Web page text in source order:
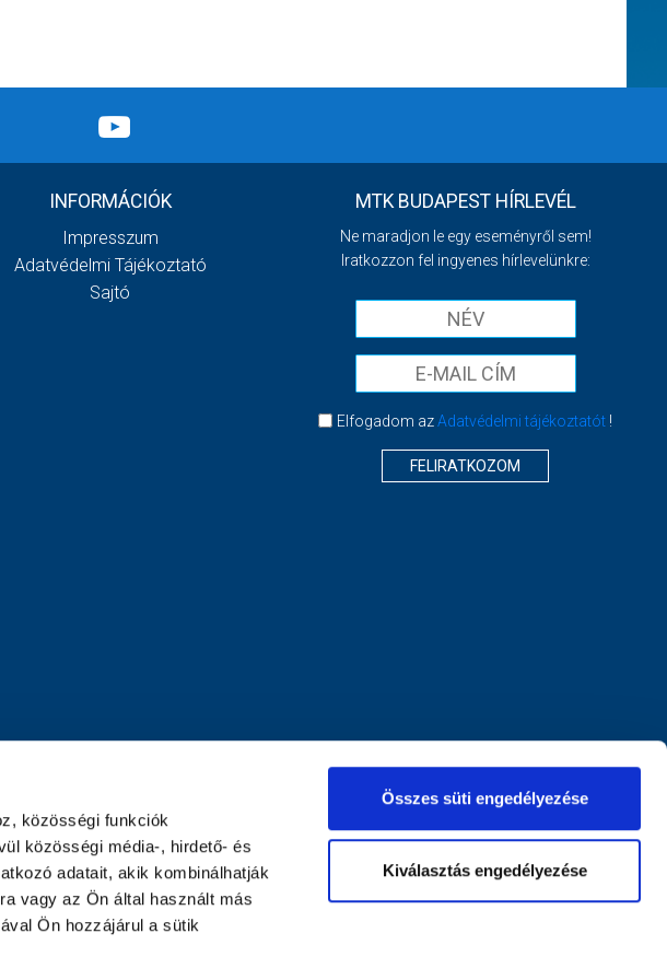
közösségi funkciók
közösségi média-, hirdető- és
adatait, akik kombinálhatják
vagy az Ön által használt más
Ön hozzájárul a sütik
Összes süti engedélyezése
Kiválasztás engedélyezése
INFORMÁCIÓK
Impresszum
Adatvédelmi Tájékoztató
Sajtó
MTK BUDAPEST HÍRLEVÉL
Ne maradjon le egy eseményről sem!
Iratkozzon fel ingyenes hírlevelünkre:
Elfogadom azAdatvédelmi tájékoztatót !
FELIRATKOZOM